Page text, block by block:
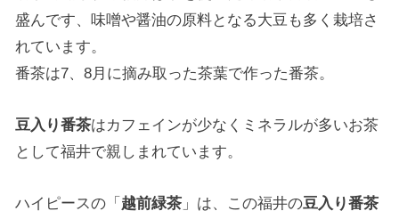
盛んです、味噌や醤油の原料となる大豆も多く栽培さ
れています。
番茶は7、8月に摘み取った茶葉で作った番茶。
豆入り番茶はカフェインが少なくミネラルが多いお茶
として福井で親しまれています。
ハイピースの「越前緑茶 」は、この福井の豆入り番茶